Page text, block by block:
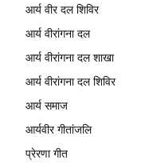
आर्य वीर दल शिविर
आर्य वीरांगना दल
आर्य वीरांगना दल शाखा
आर्य वीरांगना दल शिविर
आर्य समाज
आर्यवीर गीतांजलि
प्रेरणा गीत